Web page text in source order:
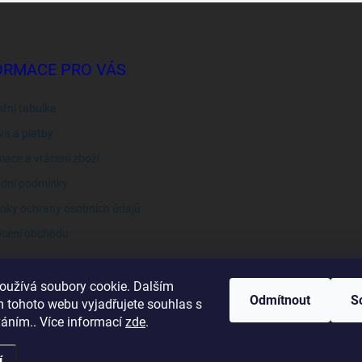
soubory cookie. Dalším
tohoto webu vyjadřujete souhlas s
Více informací zde.
Odmítnout
PRO VÁS
tabulka
a platby
a vrácení zboží
podmínky
ochrany osobních údajů
obchodu